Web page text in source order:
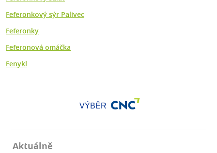
Feferonkový sýr Palivec
Feferonky
Feferonová omáčka
Fenykl
VÝBĚR
Aktuálně